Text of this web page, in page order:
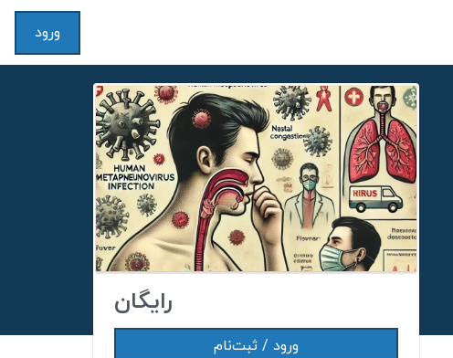
ورود
رایگان
ورود / ثبت‌نام